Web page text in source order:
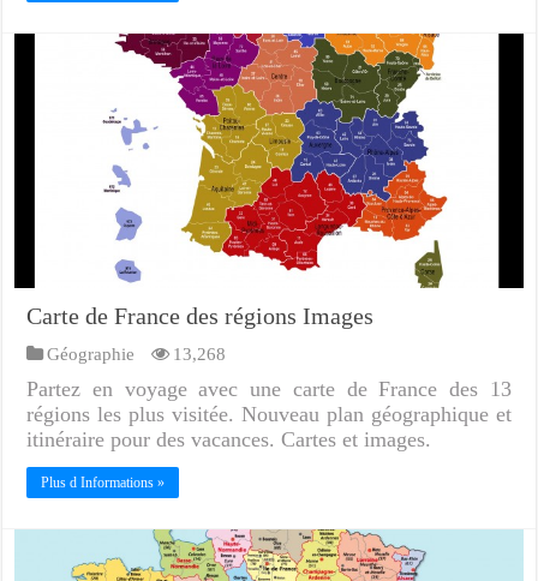
Carte de France des régions Images
Géographie 13,268
Partez en voyage avec une carte de France des 13
régions les plus visitée. Nouveau plan géographique et
itinéraire pour des vacances. Cartes et images.
Plus d Informations »